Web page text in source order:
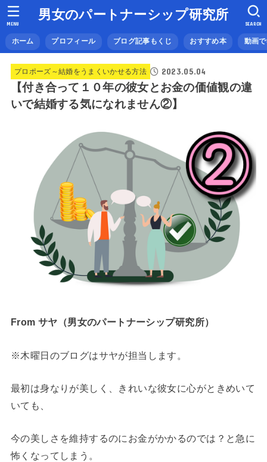
男女のパートナーシップ研究所
ホーム プロフィール ブログ記事もくじ おすすめ本 動画
SEARCH
MENU
プロポーズ～結婚をうまくいかせる方法 2023.05.04
【付き合って１０年の彼女とお金の価値観の違
いで結婚する気になれません②】
From サヤ（男女のパートナーシップ研究所）
※木曜日のブログはサヤが担当します。
最初は身なりが美しく、きれいな彼女に心がときめいて
いても、
今の美しさを維持するのにお金がかかるのでは？と急に
怖くなってしまう。